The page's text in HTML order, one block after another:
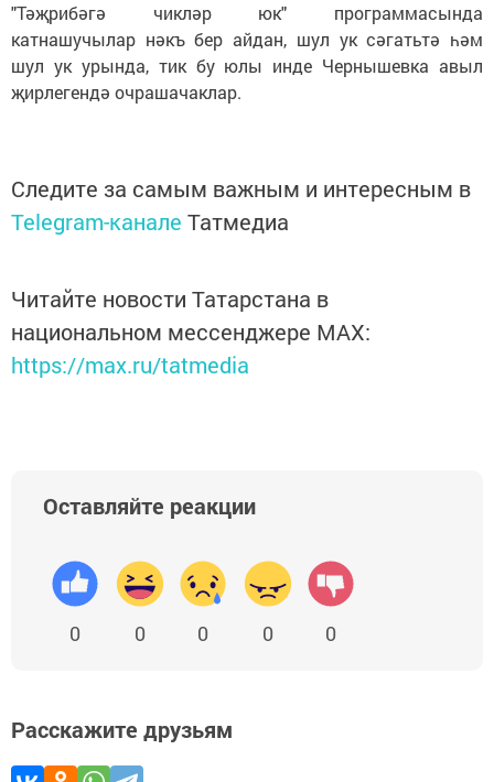
"Тәҗрибәгә чикләр юк" программасында
катнашучылар нәкъ бер айдан, шул ук сәгатьтә һәм
шул ук урында, тик бу юлы инде Чернышевка авыл
җирлегендә очрашачаклар.
Следите за самым важным и интересным в
Telegram-канале Татмедиа
Читайте новости Татарстана в
национальном мессенджере MАХ:
https://max.ru/tatmedia
Оставляйте реакции
0 0 0 0 0
Расскажите друзьям